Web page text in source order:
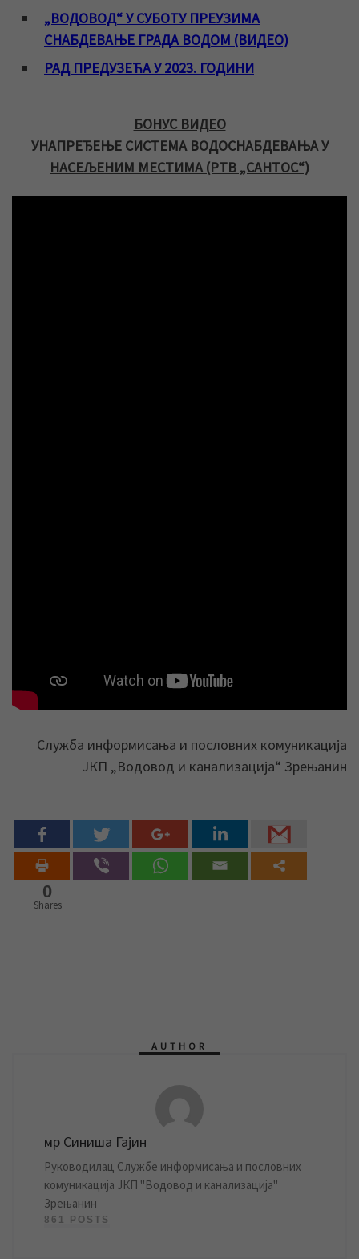
„ВОДОВОД“ У СУБОТУ ПРЕУЗИМА
СНАБДЕВАЊЕ ГРАДА ВОДОМ (ВИДЕО)
РАД ПРЕДУЗЕЋА У 2023. ГОДИНИ
БОНУС ВИДЕО
УНАПРЕЂЕЊЕ СИСТЕМА ВОДОСНАБДЕВАЊА У
НАСЕЉЕНИМ МЕСТИМА (РТВ „САНТОС“)
Служба информисања и пословних комуникација
ЈКП „Водовод и канализација“ Зрењанин
0
Shares
AUTHOR
мр Синиша Гајин
Руководилац Службе информисања и пословних
комуникација ЈКП "Водовод и канализација"
Зрењанин
861 POSTS